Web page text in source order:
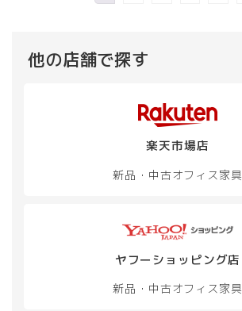
他の店舗で探す
楽天市場店
新品・中古オフィス家具
ヤフーショッピング店
新品・中古オフィス家具